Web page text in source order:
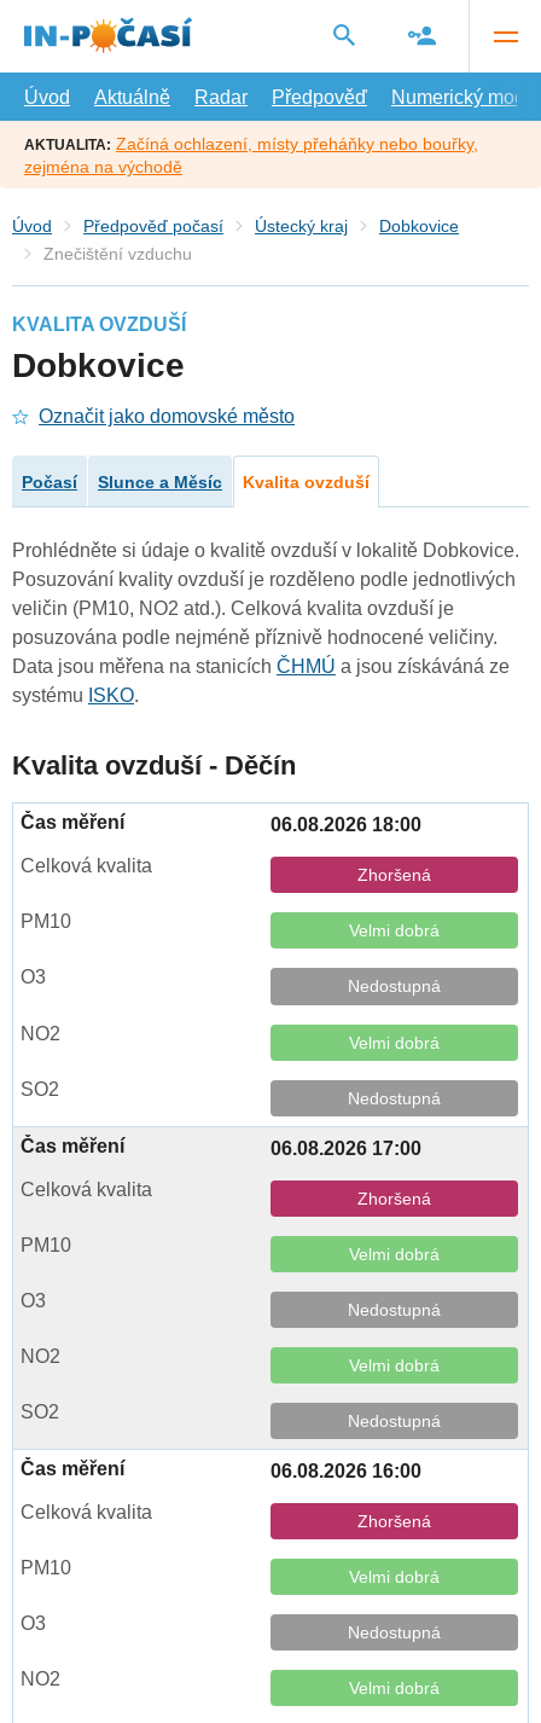
hlavní
Úvod
Aktuálně Radar Předpověď Numerický model
AKTUALITA: Začíná ochlazení, místy přeháňky nebo bouřky,
zejména na východě
Úvod Předpověď počasí Ústecký kraj
Dobkovice
Znečištění vzduchu
KVALITA OVZDUŠÍ
Dobkovice
Označit jako domovské město
Počasí Slunce a Měsíc Kvalita ovzduší
Prohlédněte si údaje o kvalitě ovzduší v lokalitě Dobkovice.
Posuzování kvality ovzduší je rozděleno podle jednotlivých
veličin (PM10, NO2 atd.). Celková kvalita ovzduší je
posuzována podle nejméně příznivě hodnocené veličiny.
Data jsou měřena na stanicích ČHMÚ a jsou získáváná ze
systému ISKO.
Kvalita ovzduší - Děčín
06.08.2026 18:00
Zhoršená
Velmi dobrá
Nedostupná
Velmi dobrá
Nedostupná
06.08.2026 17:00
Zhoršená
Velmi dobrá
Nedostupná
Velmi dobrá
Nedostupná
06.08.2026 16:00
Zhoršená
Velmi dobrá
Nedostupná
Velmi dobrá